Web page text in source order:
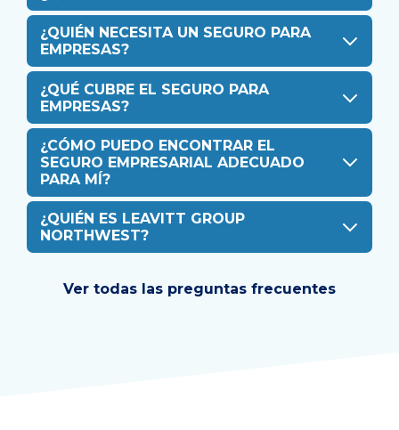
¿QUIÉN NECESITA UN SEGURO PARA
EMPRESAS?
¿QUÉ CUBRE EL SEGURO PARA
EMPRESAS?
¿CÓMO PUEDO ENCONTRAR EL
SEGURO EMPRESARIAL ADECUADO
PARA MÍ?
¿QUIÉN ES LEAVITT GROUP
NORTHWEST?
Ver todas las preguntas frecuentes